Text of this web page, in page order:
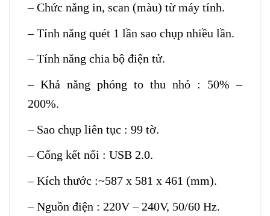
– Chức năng in, scan (màu) từ máy tính.
– Tính năng quét 1 lần sao chụp nhiều lần.
– Tính năng chia bộ điện tử.
– Khả năng phóng to thu nhỏ : 50% –
200%.
– Sao chụp liên tục : 99 tờ.
– Cổng kết nối : USB 2.0.
– Kích thước :~587 x 581 x 461 (mm).
– Nguồn điện : 220V – 240V, 50/60 Hz.